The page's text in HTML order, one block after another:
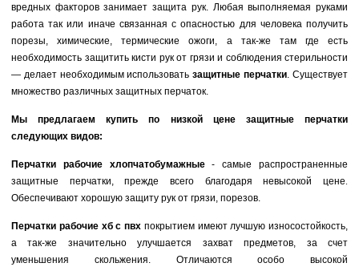
вредных факторов занимает защита рук. Любая выполняемая руками
работа так или иначе связанная с опасностью для человека получить
порезы, химические, термические ожоги, а так-же там где есть
необходимость защитить кисти рук от грязи и соблюдения стерильности
— делает необходимым использоватьзащитные перчатки. Существует
множество различных защитных перчаток.
Мы предлагаемкупить по низкой цене защитные перчатки
следующих видов:
Перчатки рабочие хлопчатобумажные- самые распространенные
защитные перчатки, прежде всего благодаря невысокой цене.
Обеспечивают хорошую защиту рук от грязи, порезов.
Перчатки рабочие хб с пвх покрытием имеют лучшую износостойкость,
а так-же значительно улучшается захват предметов, за счет
уменьшения скольжения. Отличаются особо высокой